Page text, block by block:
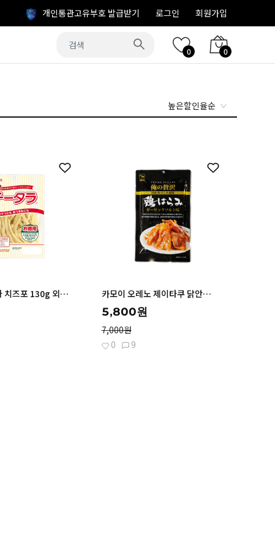
개인통관고유부호 발급받기 로그인 회원가입
0 0
높은할인율순
바로가기 나토리 치타라 치즈포 130g 외 1종 일본 안주 바로가기 카모이 오레노 제이타쿠 닭안창살 갈릭 솔트맛 30g 외 3종 일본 안주
5,800원
7,000원
0
9